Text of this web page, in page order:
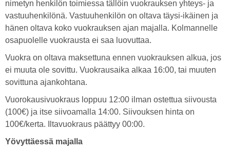
nimetyn henkilön toimiessa tällöin vuokrauksen yhteys- ja
vastuuhenkilönä. Vastuuhenkilön on oltava täysi-ikäinen ja
hänen oltava koko vuokrauksen ajan majalla. Kolmannelle
osapuolelle vuokrausta ei saa luovuttaa.
Vuokra on oltava maksettuna ennen vuokrauksen alkua, jos
ei muuta ole sovittu. Vuokrausaika alkaa 16:00, tai muuten
sovittuna ajankohtana.
Vuorokausivuokraus loppuu 12:00 ilman ostettua siivousta
(100€) ja itse siivoamalla 14:00. Siivouksen hinta on
100€/kerta. Iltavuokraus päättyy 00:00.
Yövyttäessä majalla